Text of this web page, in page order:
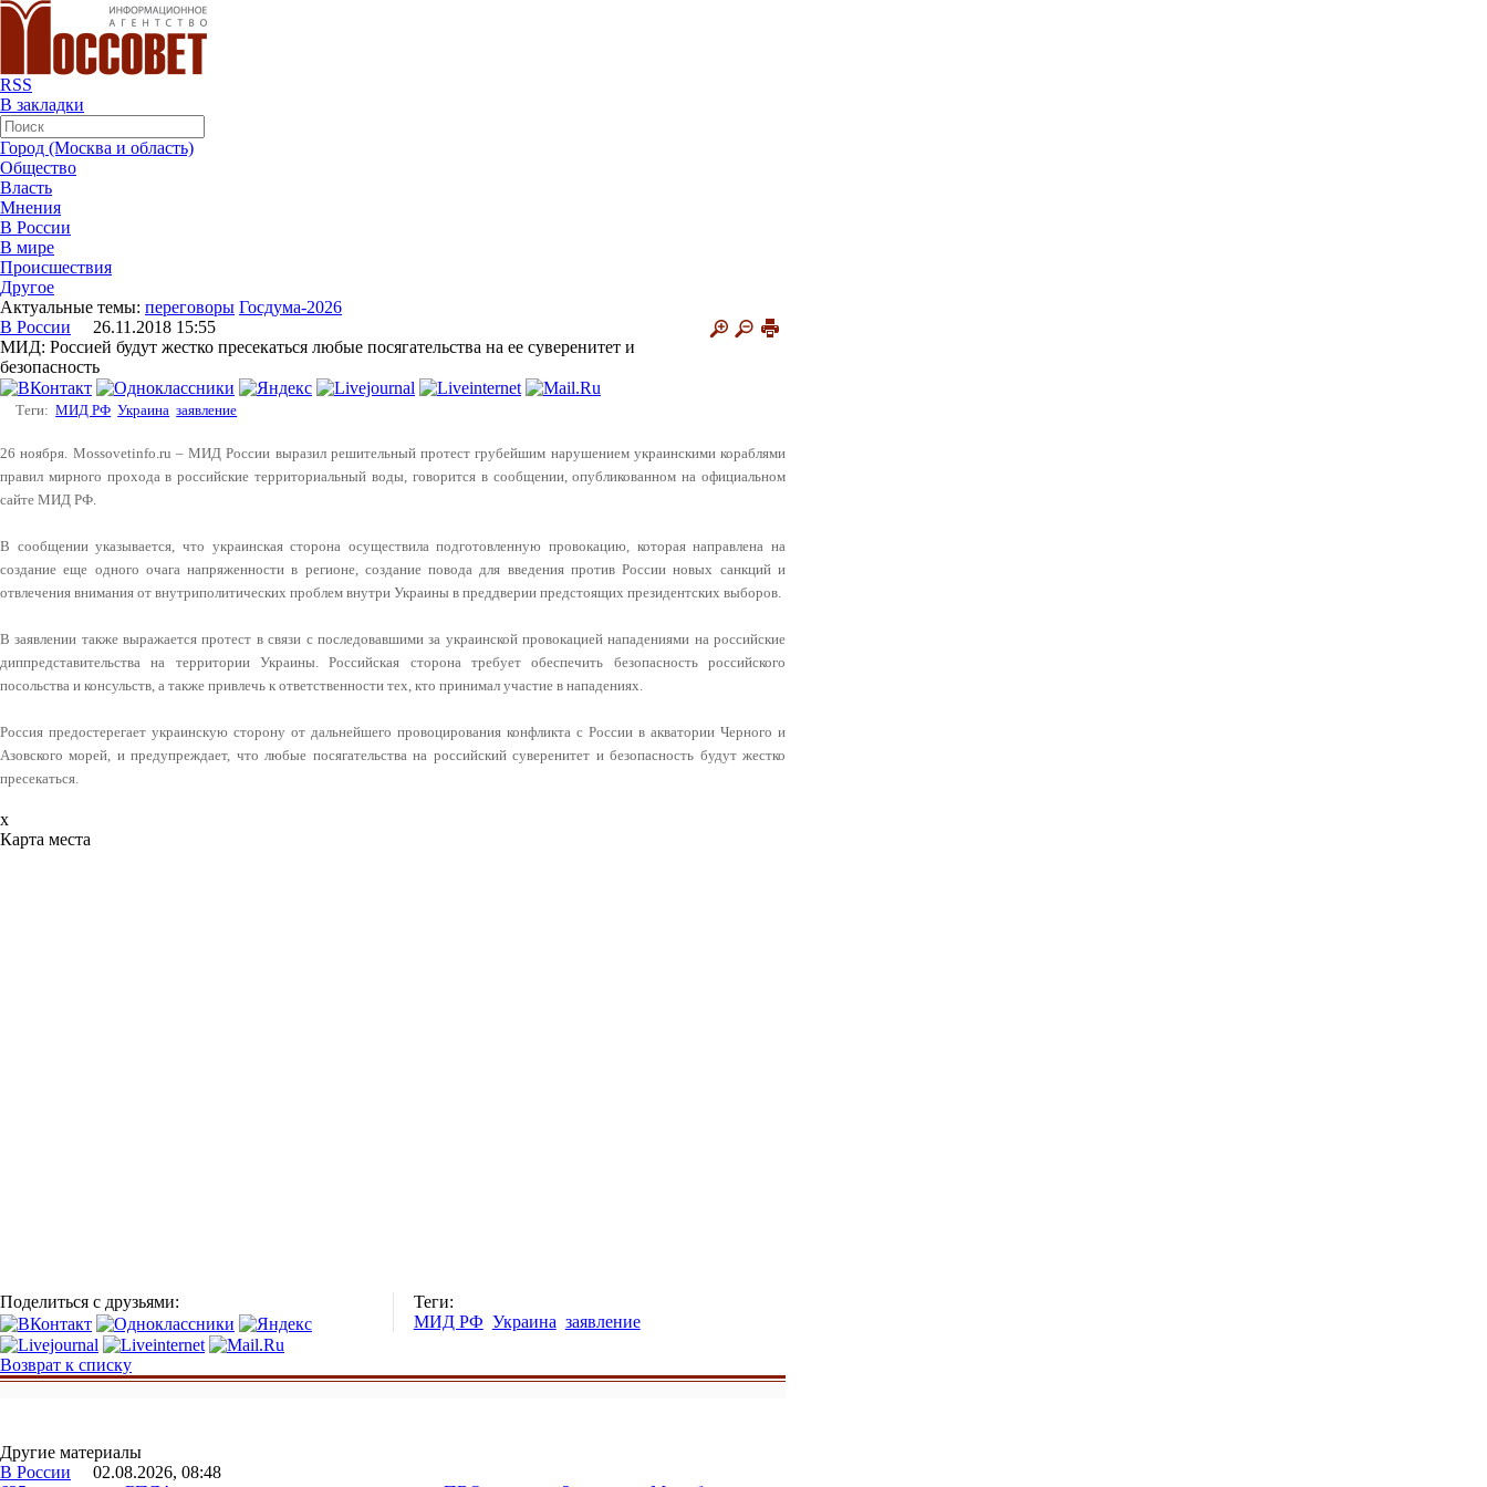
RSS
В закладки
Город (Москва и область)
Общество
Власть
Мнения
В России
В мире
Происшествия
Другое
Актуальные темы: переговоры Госдума-2026
В России 26.11.2018 15:55
МИД: Россией будут жестко пресекаться любые посягательства на ее суверенитет и
безопасность
Теги: МИД РФ Украина заявление
26 ноября. Mossovetinfo.ru – МИД России выразил решительный протест грубейшим нарушением украинскими кораблями
правил мирного прохода в российские территориальный воды, говорится в сообщении, опубликованном на официальном
сайте МИД РФ.
В сообщении указывается, что украинская сторона осуществила подготовленную провокацию, которая направлена на
создание еще одного очага напряженности в регионе, создание повода для введения против России новых санкций и
отвлечения внимания от внутриполитических проблем внутри Украины в преддверии предстоящих президентских выборов.
В заявлении также выражается протест в связи с последовавшими за украинской провокацией нападениями на российские
диппредставительства на территории Украины. Российская сторона требует обеспечить безопасность российского
посольства и консульств, а также привлечь к ответственности тех, кто принимал участие в нападениях.
Россия предостерегает украинскую сторону от дальнейшего провоцирования конфликта с России в акватории Черного и
Азовского морей, и предупреждает, что любые посягательства на российский суверенитет и безопасность будут жестко
пресекаться.
x
Карта места
Поделиться с друзьями:
Теги:
МИД РФ Украина заявление
Возврат к списку
Другие материалы
В России 02.08.2026, 08:48